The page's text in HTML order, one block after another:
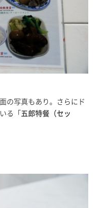
の写真もあり。さらにド
る「 五郎特餐（セッ